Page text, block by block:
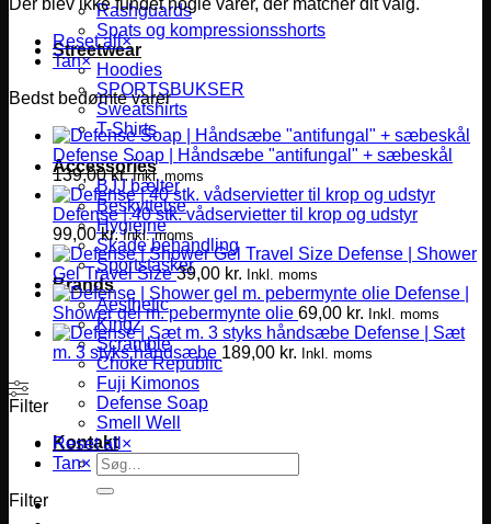
Rashguards
Spats og kompressionsshorts
Streetwear
Hoodies
SPORTSBUKSER
Sweatshirts
T-Shirts
Accessories
BJJ bælter
Beskyttelse
Hygiejne
Skade behandling
Sportstasker
Brands
Aesthetic
Kingz
Scramble
Choke Republic
Fuji Kimonos
Defense Soap
Smell Well
Kontakt
Søg
efter:
Reset all×
Tan×
Bedst bedømte varer
Defense Soap | Håndsæbe "antifungal" + sæbeskål
139,00kr. Inkl. moms
Defense | 40 stk. vådservietter til krop og udstyr
99,00kr. Inkl. moms
Defense | Shower
Gel Travel Size 39,00 kr. Inkl. moms
Defense |
Shower gel m. pebermynte olie 69,00 kr. Inkl. moms
Defense | Sæt
m. 3 styks håndsæbe 189,00 kr. Inkl. moms
Filter
Reset all ×
Tan×
Filter